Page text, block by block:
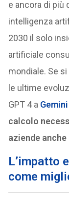
e ancora di più
intelligenza
2030 il solo
artificiale
mondiale. Se
le ultime
GPT 4 a Gemini
calcolo
aziende anche
L’impatto
come